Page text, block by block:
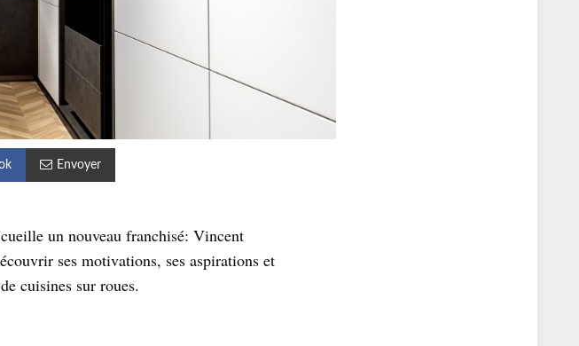
Envoyer
un nouveau franchisé: Vincent
ses motivations, ses aspirations et
cuisines sur roues.